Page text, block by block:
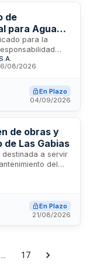
de
para Aguas
para la
de la
en el
técnicos, de
y constitución de
08/2026
En Plazo
04/09/2026
de obras y
Las Gabias
a servir
del
cumplir requisitos
básicos e
en su interior. La
de mejor relación
En Plazo
21/08/2026
17